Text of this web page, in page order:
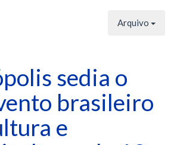
Arquivo
sedia o
brasileiro
e